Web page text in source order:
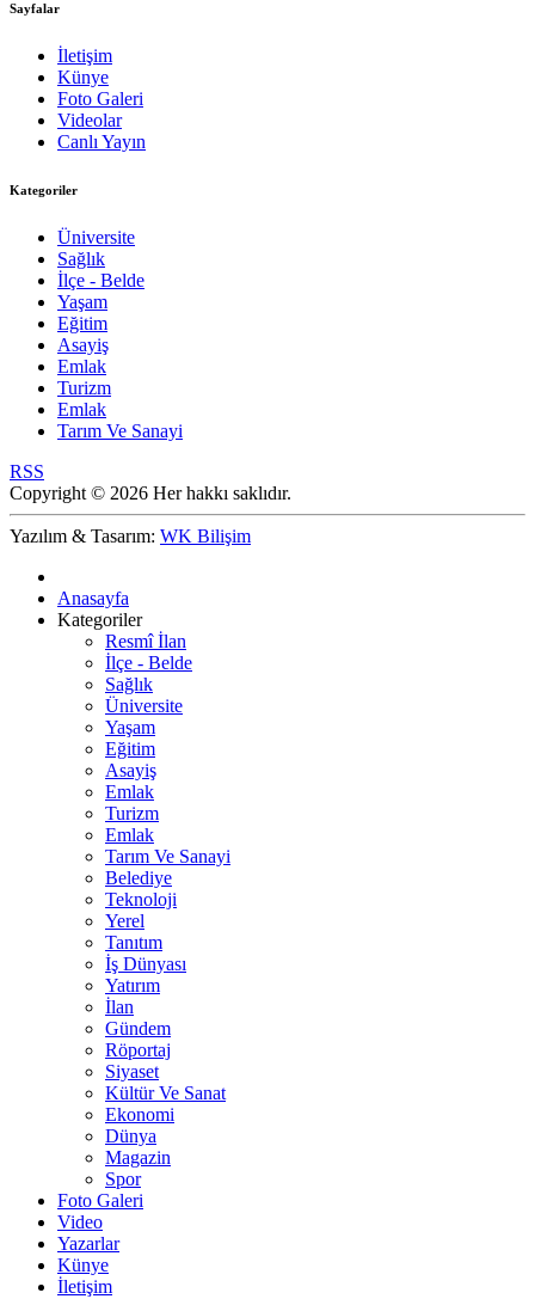
Sayfalar
İletişim
Künye
Foto Galeri
Videolar
Canlı Yayın
Kategoriler
Üniversite
Sağlık
İlçe - Belde
Yaşam
Eğitim
Asayiş
Emlak
Turizm
Emlak
Tarım Ve Sanayi
RSS
Copyright © 2026 Her hakkı saklıdır.
Yazılım & Tasarım: WK Bilişim
Anasayfa
Kategoriler
Resmî İlan
İlçe - Belde
Sağlık
Üniversite
Yaşam
Eğitim
Asayiş
Emlak
Turizm
Emlak
Tarım Ve Sanayi
Belediye
Teknoloji
Yerel
Tanıtım
İş Dünyası
Yatırım
İlan
Gündem
Röportaj
Siyaset
Kültür Ve Sanat
Ekonomi
Dünya
Magazin
Spor
Foto Galeri
Video
Yazarlar
Künye
İletişim